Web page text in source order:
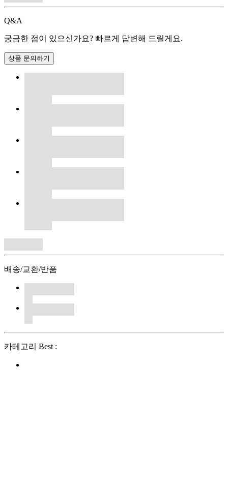
Q&A
궁금한 점이 있으신가요? 빠르게 답변해 드릴게요.
상품 문의하기
배송/교환/반품
카테고리 Best :